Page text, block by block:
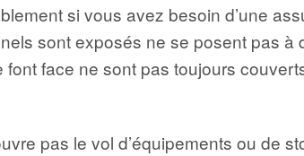
si vous avez besoin d’une
sont exposés ne se posent pas à
face ne sont pas toujours
pas le vol d’équipements ou de